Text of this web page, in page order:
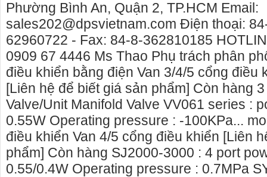
Phường Bình An, Quận 2, TP.HCM Email:
sales202@dpsvietnam.com Điện thoại:
62960722 - Fax: 84-8-362810185
0909 67 4446 Ms Thao Phụ trách phân
điều khiển bằng điện Van 3/4/5 cổng điều
[Liên hệ để biết giá sản phẩm] Còn hàng
Valve/Unit Manifold Valve VV061 series :
0.55W Operating pressure : -100KPa...
điều khiển Van 4/5 cổng điều khiển [Liên
phẩm] Còn hàng SJ2000-3000 : 4 port
0.55/0.4W Operating pressure : 0.7MPa
cho thue xe may phu yen - cho thuê xe máy
phú yên
0387560028 cho thuê xe máy phú yên - Cho
thuê xe máy ở tại Tuy Hòa Phú Yên
Giấy
phân
Nẵng
Chúng
sinh
liên hê
chuyên cho
căn